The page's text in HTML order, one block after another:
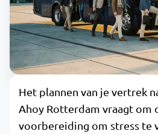
Het plannen van je vertrek
Ahoy Rotterdam vraagt om
voorbereiding om stress te